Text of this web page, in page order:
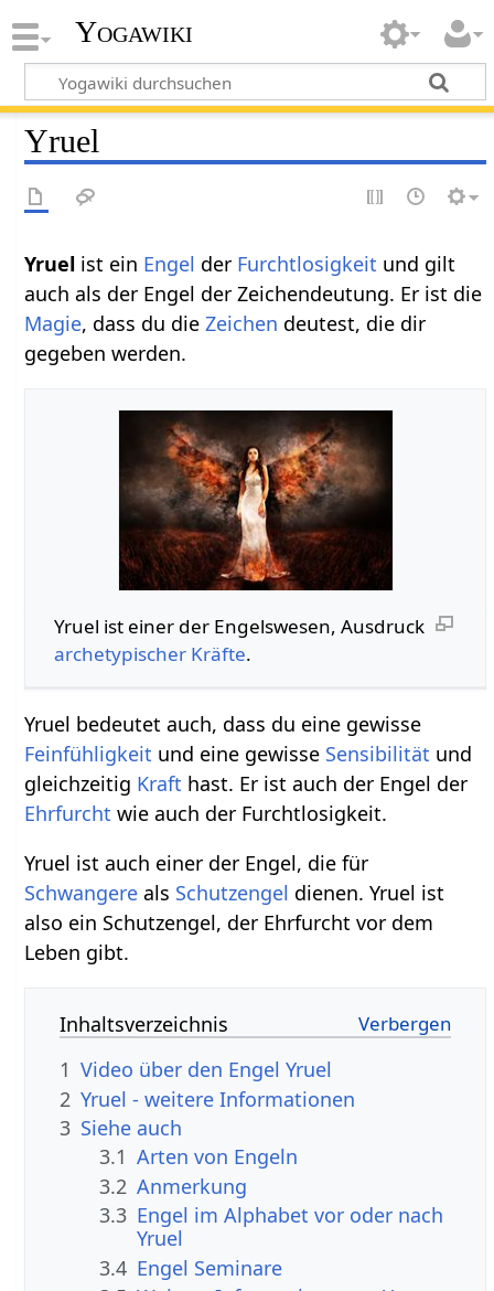
Yogawiki
Yruel
Yruel ist ein Engel der Furchtlosigkeit und gilt
auch als der Engel der Zeichendeutung. Er ist die
Magie, dass du dieZeichen deutest, die dir
gegeben werden.
Yruel ist einer der Engelswesen, Ausdruck
archetypischer Kräfte.
Yruel bedeutet auch, dass du eine gewisse
Feinfühligkeit und eine gewisse Sensibilität und
gleichzeitig Kraft hast. Er ist auch der Engel der
Ehrfurcht wie auch der Furchtlosigkeit.
Yruel ist auch einer der Engel, die für
Schwangere als Schutzengel dienen. Yruel ist
also ein Schutzengel, der Ehrfurcht vor dem
Leben gibt.
Inhaltsverzeichnis
1 Video über den Engel Yruel
2 Yruel - weitere Informationen
3 Siehe auch
3.1 Arten von Engeln
3.2 Anmerkung
3.3 Engel im Alphabet vor oder nach
Yruel
3.4 Engel Seminare